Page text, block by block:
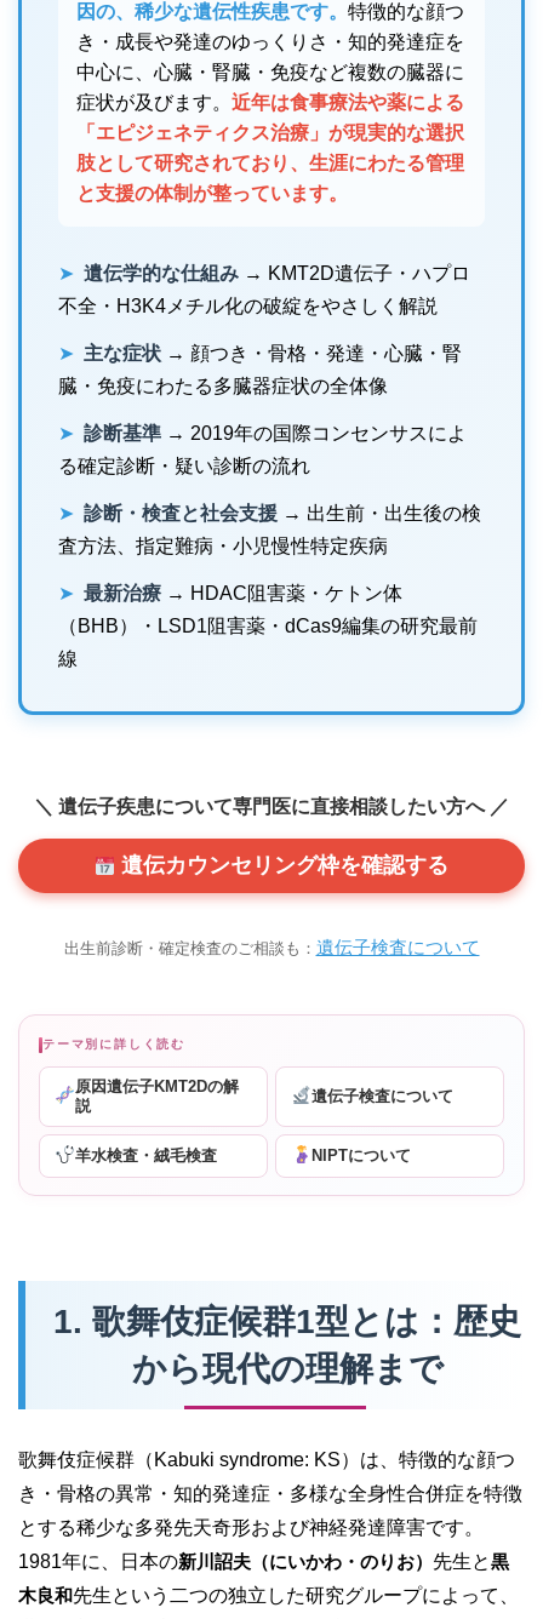
因の、稀少な遺伝性疾患です。 特徴的な顔つ
き・成長や発達のゆっくりさ・知的発達症を
中心に、心臓・腎臓・免疫など複数の臓器に
症状が及びます。 近年は食事療法や薬による
「エピジェネティクス治療」が現実的な選択
肢として研究されており、生涯にわたる管理
と支援の体制が整っています。
➤ 遺伝学的な仕組み → KMT2D遺伝子・ハプロ
不全・H3K4メチル化の破綻をやさしく解説
➤ 主な症状 → 顔つき・骨格・発達・心臓・腎
臓・免疫にわたる多臓器症状の全体像
➤ 診断基準 → 2019年の国際コンセンサスによ
る確定診断・疑い診断の流れ
➤ 診断・検査と社会支援 → 出生前・出生後の検
査方法、指定難病・小児慢性特定疾病
➤ 最新治療 → HDAC阻害薬・ケトン体
（BHB）・LSD1阻害薬・dCas9編集の研究最前
線
＼ 遺伝子疾患について専門医に直接相談したい方へ ／
遺伝カウンセリング枠を確認する
出生前診断・確定検査のご相談も： 遺伝子検査について
テーマ別に詳しく読む
原因遺伝子KMT2Dの解
説
遺伝子検査について
羊水検査・絨毛検査 NIPTについて
1. 歌舞伎症候群1型とは：歴史
から現代の理解まで
歌舞伎症候群（Kabuki syndrome: KS）は、特徴的な顔つ
き・骨格の異常・知的発達症・多様な全身性合併症を特徴
とする稀少な多発先天奇形および神経発達障害です。
1981年に、日本の新川詔夫（にいかわ・のりお） 先生と黒
木良和先生という二つの独立した研究グループによって、